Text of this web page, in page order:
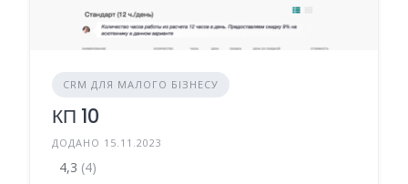
CRM ДЛЯ МАЛОГО БІЗНЕСУ
КП 10
ДОДАНО 15.11.2023
4,3 (4)